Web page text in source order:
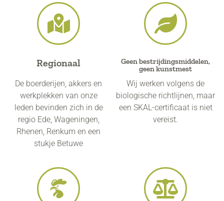
Regionaal
De boerderijen, akkers en
werkplekken van onze
leden bevinden zich in de
regio Ede, Wageningen,
Rhenen, Renkum en een
stukje Betuwe
Geen bestrijdingsmiddelen,
geen kunstmest
Wij werken volgens de
biologische richtlijnen, maar
een SKAL-certificaat is niet
vereist.